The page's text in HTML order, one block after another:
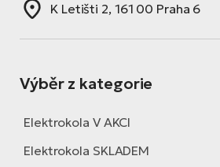
K Letišti 2, 161 00 Praha 6
Výběr z kategorie
Elektrokola V AKCI
Elektrokola SKLADEM